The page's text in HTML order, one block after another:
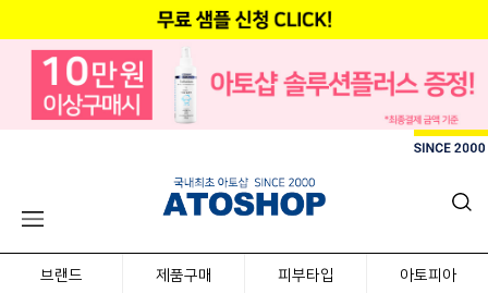
브랜드 제품구매 피부타입 아토피아